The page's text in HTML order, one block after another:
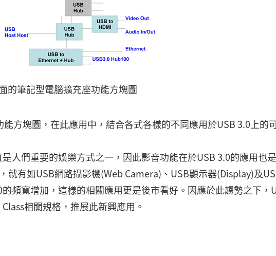
的筆記型電腦擴充座功能方塊圖
方塊圖，在此應用中，結合各式各樣的不同應用於USB 3.0上的
人們重要的娛樂方式之一，因此影音功能在於USB 3.0的應用也
就有如USB網路攝影機(Web Camera)、USB顯示器(Display)及
頻寬增加，這樣的相關應用更是後市看好。因應於此趨勢之下，
相關規格，推展此新興應用。